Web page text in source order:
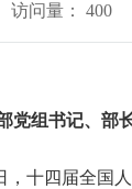
访问量： 400
党组书记、
，十四届全国